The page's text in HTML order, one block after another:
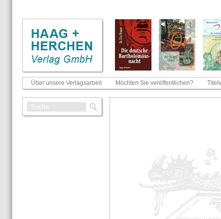
Über unsere Verlagsarbeit Möchten Sie veröffentlichen?